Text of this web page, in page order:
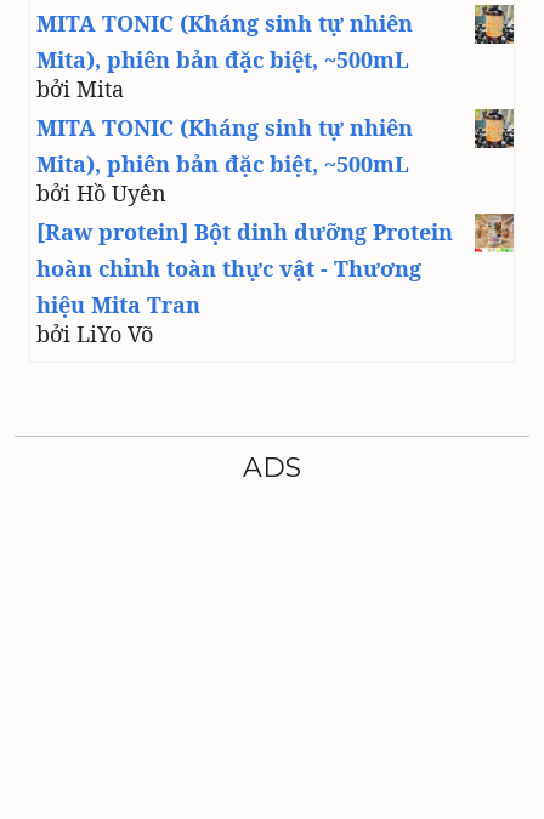
MITA TONIC (Kháng sinh tự nhiên
Mita), phiên bản đặc biệt, ~500mL
bởi Mita
MITA TONIC (Kháng sinh tự nhiên
Mita), phiên bản đặc biệt, ~500mL
bởi Hồ Uyên
[Raw protein] Bột dinh dưỡng Protein
hoàn chỉnh toàn thực vật - Thương
hiệu Mita Tran
bởi LiYo Võ
ADS